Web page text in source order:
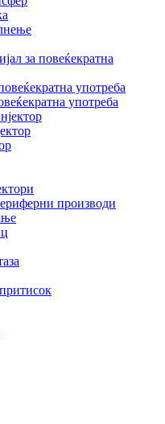
за повеќекратна
употреба
употреба
производи